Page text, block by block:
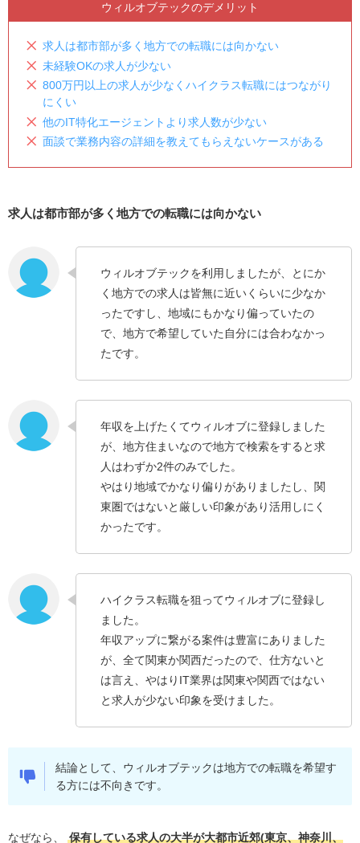
ウィルオブテックのデメリット
求人は都市部が多く地方での転職には向かない
未経験OKの求人が少ない
800万円以上の求人が少なくハイクラス転職にはつながり
にくい
他のIT特化エージェントより求人数が少ない
面談で業務内容の詳細を教えてもらえないケースがある
求人は都市部が多く地方での転職には向かない
ウィルオブテックを利用しましたが、とにか
く地方での求人は皆無に近いくらいに少なか
ったですし、地域にもかなり偏っていたの
で、地方で希望していた自分には合わなかっ
たです。
年収を上げたくてウィルオブに登録しました
が、地方住まいなので地方で検索をすると求
人はわずか2件のみでした。
やはり地域でかなり偏りがありましたし、関
東圏ではないと厳しい印象があり活用しにく
かったです。
ハイクラス転職を狙ってウィルオブに登録し
ました。
年収アップに繋がる案件は豊富にありました
が、全て関東か関西だったので、仕方ないと
は言え、やはりIT業界は関東や関西ではない
と求人が少ない印象を受けました。
結論として、ウィルオブテックは地方での転職を希望す
る方には不向きです。
なぜなら、 保有している求人の大半が大都市近郊(東京、神奈川、